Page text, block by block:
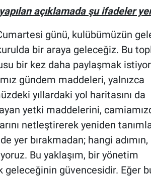
açıklamada şu ifadeler
günü, kulübümüzün
bir araya geleceğiz. Bu
bir kez daha paylaşmak
gündem maddeleri, yalnızca
yıllardaki yol haritasını da
yetki maddelerini,
netleştirerek yeniden
yer bırakmadan; hangi
Bu yaklaşım, bir yönetim
geleceğinin güvencesidir. Eğer